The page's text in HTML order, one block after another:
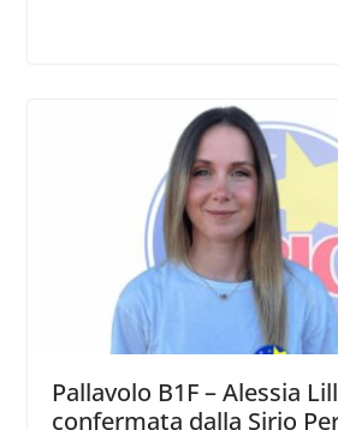
Pallavolo B1F – Alessia
confermata dalla Sirio